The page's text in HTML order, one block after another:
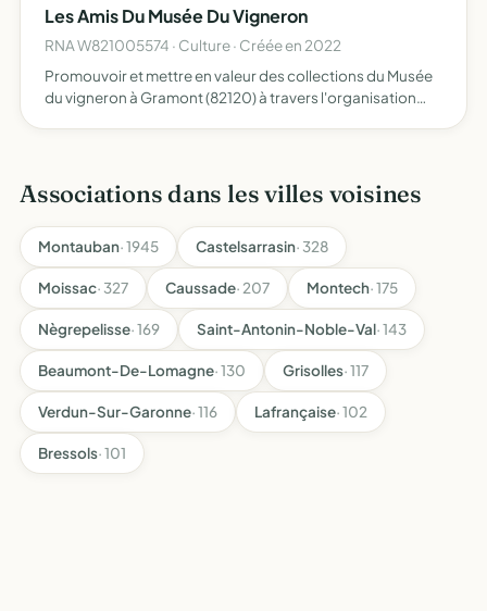
Les Amis Du Musée Du Vigneron
RNA W821005574 · Culture · Créée en 2022
Promouvoir et mettre en valeur des collections du Musée
du vigneron à Gramont (82120) à travers l'organisation
Associations dans les villes voisines
Montauban· 1945 Castelsarrasin· 328
Moissac· 327 Caussade· 207 Montech· 175
Nègrepelisse· 169 Saint-Antonin-Noble-Val· 143
Beaumont-De-Lomagne· 130 Grisolles· 117
Verdun-Sur-Garonne· 116 Lafrançaise· 102
Bressols· 101